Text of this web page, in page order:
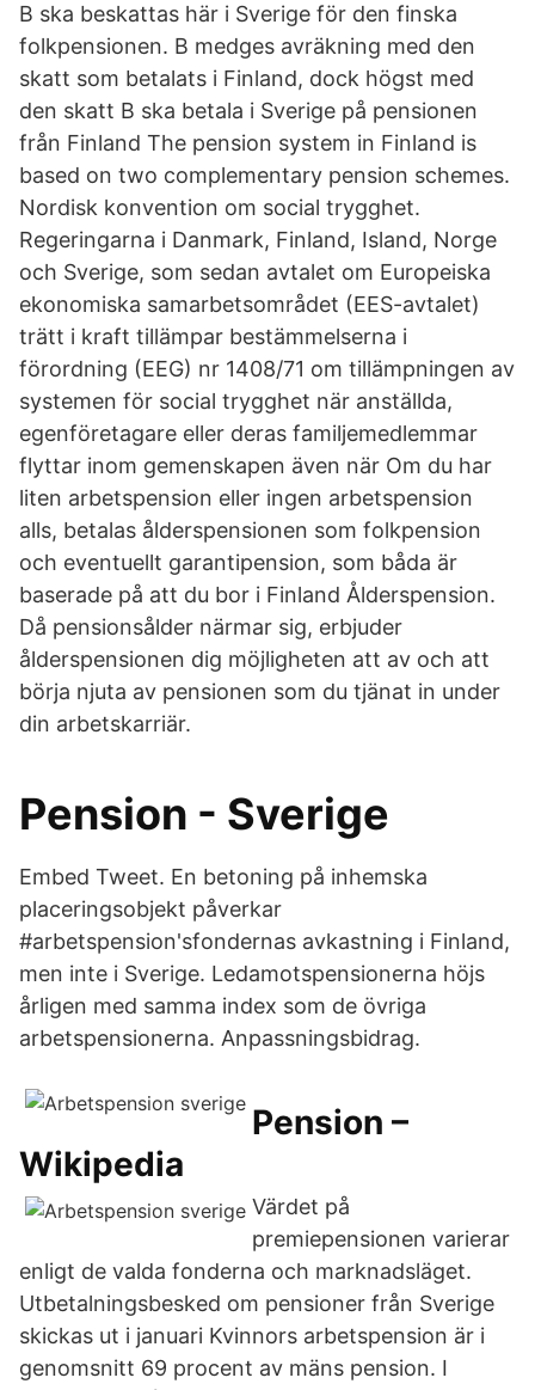
B ska beskattas här i Sverige för den finska
folkpensionen. B medges avräkning med den
skatt som betalats i Finland, dock högst med
den skatt B ska betala i Sverige på pensionen
från Finland The pension system in Finland is
based on two complementary pension schemes.
Nordisk konvention om social trygghet.
Regeringarna i Danmark, Finland, Island, Norge
och Sverige, som sedan avtalet om Europeiska
ekonomiska samarbetsområdet (EES-avtalet)
trätt i kraft tillämpar bestämmelserna i
förordning (EEG) nr 1408/71 om tillämpningen av
systemen för social trygghet när anställda,
egenföretagare eller deras familjemedlemmar
flyttar inom gemenskapen även när Om du har
liten arbetspension eller ingen arbetspension
alls, betalas ålderspensionen som folkpension
och eventuellt garantipension, som båda är
baserade på att du bor i Finland Ålderspension.
Då pensionsålder närmar sig, erbjuder
ålderspensionen dig möjligheten att av och att
börja njuta av pensionen som du tjänat in under
din arbetskarriär.
Pension - Sverige
Embed Tweet. En betoning på inhemska
placeringsobjekt påverkar
#arbetspension'sfondernas avkastning i Finland,
men inte i Sverige. Ledamotspensionerna höjs
årligen med samma index som de övriga
arbetspensionerna. Anpassningsbidrag.
Pension –
Wikipedia
Värdet på
premiepensionen varierar
enligt de valda fonderna och marknadsläget.
Utbetalningsbesked om pensioner från Sverige
skickas ut i januari Kvinnors arbetspension är i
genomsnitt 69 procent av mäns pension. I